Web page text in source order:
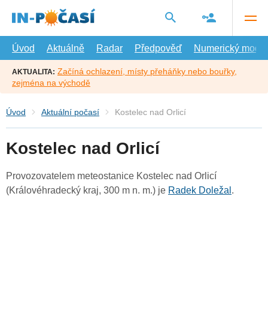
hlavní
Úvod
Aktuálně Radar Předpověď Numerický model
AKTUALITA: Začíná ochlazení, místy přeháňky nebo bouřky,
zejména na východě
Úvod Aktuální počasí Kostelec nad Orlicí
Kostelec nad Orlicí
Provozovatelem meteostanice Kostelec nad Orlicí
(Královéhradecký kraj, 300 m n. m.) je Radek Doležal .